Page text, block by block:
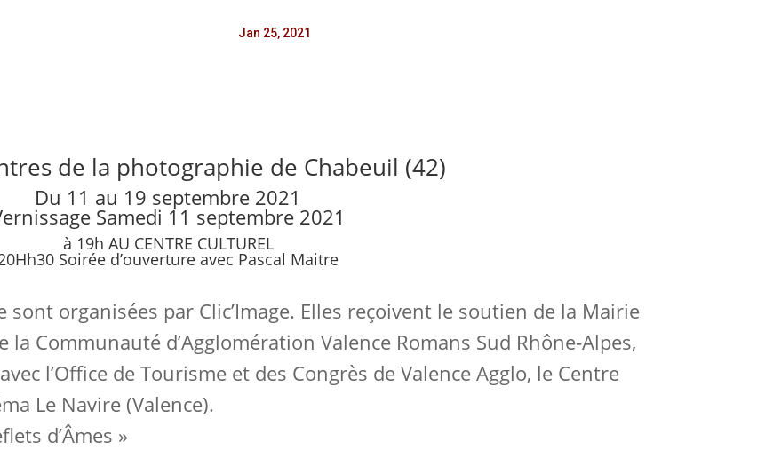
Jan 25, 2021
de la photographie de Chabeuil (42)
Du 11 au 19 septembre 2021
Samedi 11 septembre 2021
à 19h AU CENTRE CULTUREL
Soirée d’ouverture avec Pascal Maitre
sont organisées par Clic’Image. Elles reçoivent le soutien de la Mairie
Communauté d’Agglomération Valence Romans Sud Rhône-Alpes,
l’Office de Tourisme et des Congrès de Valence Agglo, le Centre
Le Navire (Valence).
d’Âmes »